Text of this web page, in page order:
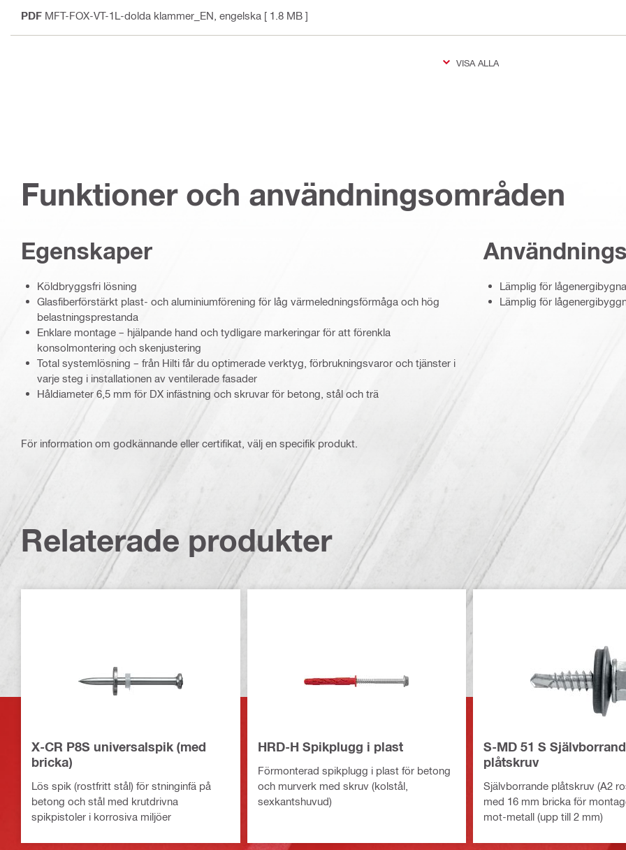
PDF MFT-FOX-VT-1L-dolda klammer_EN , engelska [ 1.8 MB ]
VISA ALLA
Funktioner och användningsområden
Egenskaper
Köldbryggsfri lösning
Glasfiberförstärkt plast- och aluminiumförening för låg värmeledningsförmåga och hög
belastningsprestanda
Enklare montage – hjälpande hand och tydligare markeringar för att förenkla
konsolmontering och skenjustering
Total systemlösning – från Hilti får du optimerade verktyg, förbrukningsvaror och tjänster i
varje steg i installationen av ventilerade fasader
Håldiameter 6,5 mm för DX infästning och skruvar för betong, stål och trä
Lämplig för
Lämplig för
För information om godkännande eller certifikat, välj en specifik produkt.
Relaterade produkter
X-CR P8S universalspik (med
bricka)
Lös spik (rostfritt stål) för stninginfä på
betong och stål med krutdrivna
spikpistoler i korrosiva miljöer
HRD-H Spikplugg i plast
Förmonterad spikplugg i plast för betong
och murverk med skruv (kolstål,
sexkantshuvud)
S-MD 51 S
plåtskruv
Självborrande plåtskruv (A2
med 16 mm bricka för
mot-metall (upp till 2 mm)